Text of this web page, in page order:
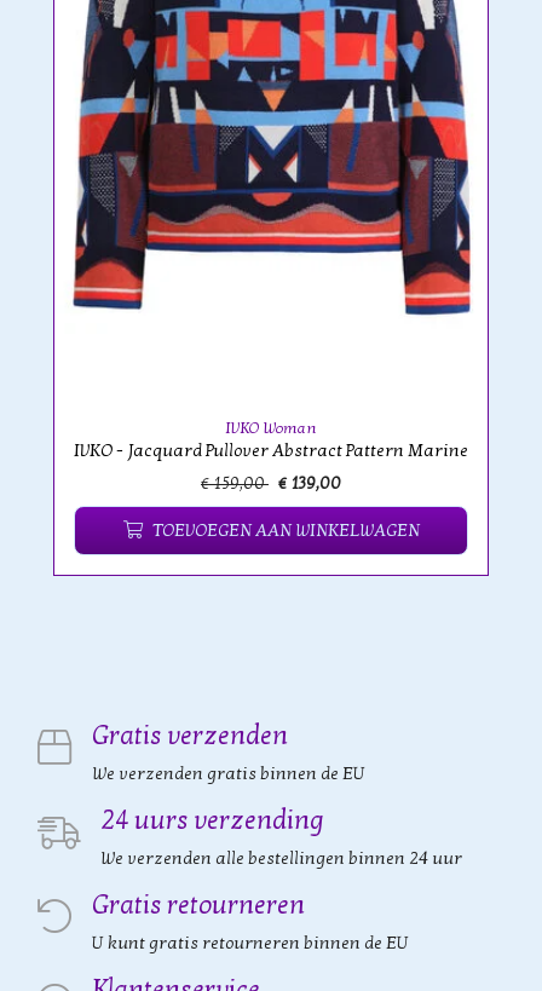
IVKO Woman
IVKO - Jacquard Pullover Abstract Pattern Marine
€ 159,00 € 139,00
TOEVOEGEN AAN WINKELWAGEN
Gratis verzenden
We verzenden gratis binnen de EU
24 uurs verzending
We verzenden alle bestellingen binnen 24 uur
Gratis retourneren
U kunt gratis retourneren binnen de EU